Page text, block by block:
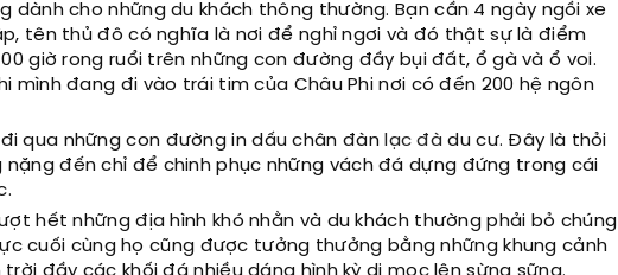
dành cho những du khách thông thường. Bạn cần 4 ngày ngồi xe
tên thủ đô có nghĩa là nơi để nghỉ ngơi và đó thật sự là điểm
giờ rong ruổi trên những con đường đầy bụi đất, ổ gà và ổ voi.
mình đang đi vào trái tim của Châu Phi nơi có đến 200 hệ ngôn
qua những con đường in dấu chân đàn lạc đà du cư. Đây là thỏi
đến chỉ để chinh phục những vách đá dựng đứng trong cái
hết những địa hình khó nhằn và du khách thường phải bỏ chúng
cuối cùng họ cũng được tưởng thưởng bằng những khung cảnh